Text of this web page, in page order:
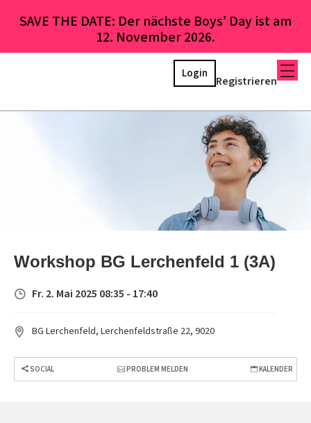
SAVE THE DATE: Der nächste Boys’ Day ist am
12. November 2026.
Registrieren
Login
Workshop BG Lerchenfeld 1 (3A)
Fr. 2. Mai 2025 08:35 - 17:40
BG Lerchenfeld, Lerchenfeldstraße 22, 9020
SOCIAL PROBLEM MELDEN KALENDER